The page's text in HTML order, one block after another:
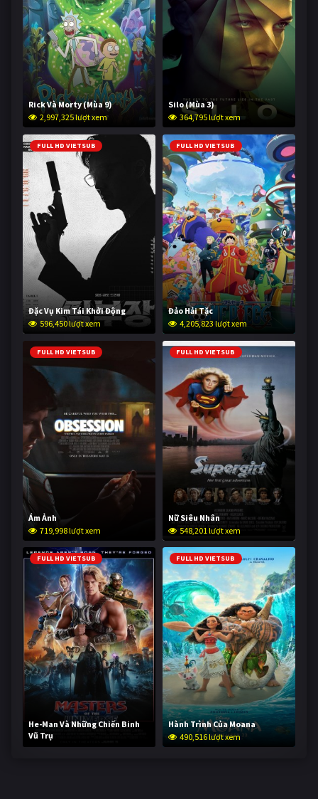
Rick Và Morty (Mùa 9)
2,997,325 lượt xem
Silo (Mùa 3)
364,795 lượt xem
FULL HD VIETSUB
Đặc Vụ Kim Tái Khởi Động
596,450 lượt xem
FULL HD VIETSUB
Đảo Hải Tặc
4,205,823 lượt xem
FULL HD VIETSUB
Ám Ảnh
719,998 lượt xem
FULL HD VIETSUB
Nữ Siêu Nhân
548,201 lượt xem
FULL HD VIETSUB
He-Man Và Những Chiến Binh
Vũ Trụ
239,225 lượt xem
FULL HD VIETSUB
Hành Trình Của Moana
490,516 lượt xem